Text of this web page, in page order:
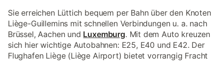
Sie erreichen Lüttich bequem per Bahn über den Knoten
Liège-Guillemins mit schnellen Verbindungen u. a. nach
Brüssel, Aachen und Luxemburg. Mit dem Auto kreuzen
sich hier wichtige Autobahnen: E25, E40 und E42. Der
Flughafen Liège (Liège Airport) bietet vorrangig Fracht